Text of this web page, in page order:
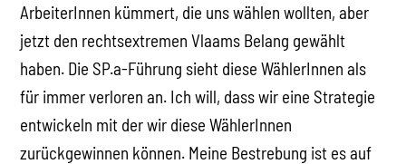
ArbeiterInnen kümmert, die uns wählen wollten, aber
jetzt den rechtsextremen Vlaams Belang gewählt
haben. Die SP.a-Führung sieht diese WählerInnen als
für immer verloren an. Ich will, dass wir eine Strategie
entwickeln mit der wir diese WählerInnen
zurückgewinnen können. Meine Bestrebung ist es auf